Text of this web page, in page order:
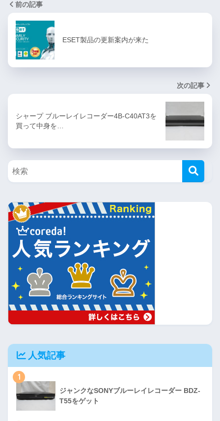
前の記事
ESET製品の更新案内が来た
次の記事
シャープ ブルーレイレコーダー4B-C40AT3を
買って中身を…
人気記事
1
ジャンクなSONYブルーレイレコーダー BDZ-
T55をゲット